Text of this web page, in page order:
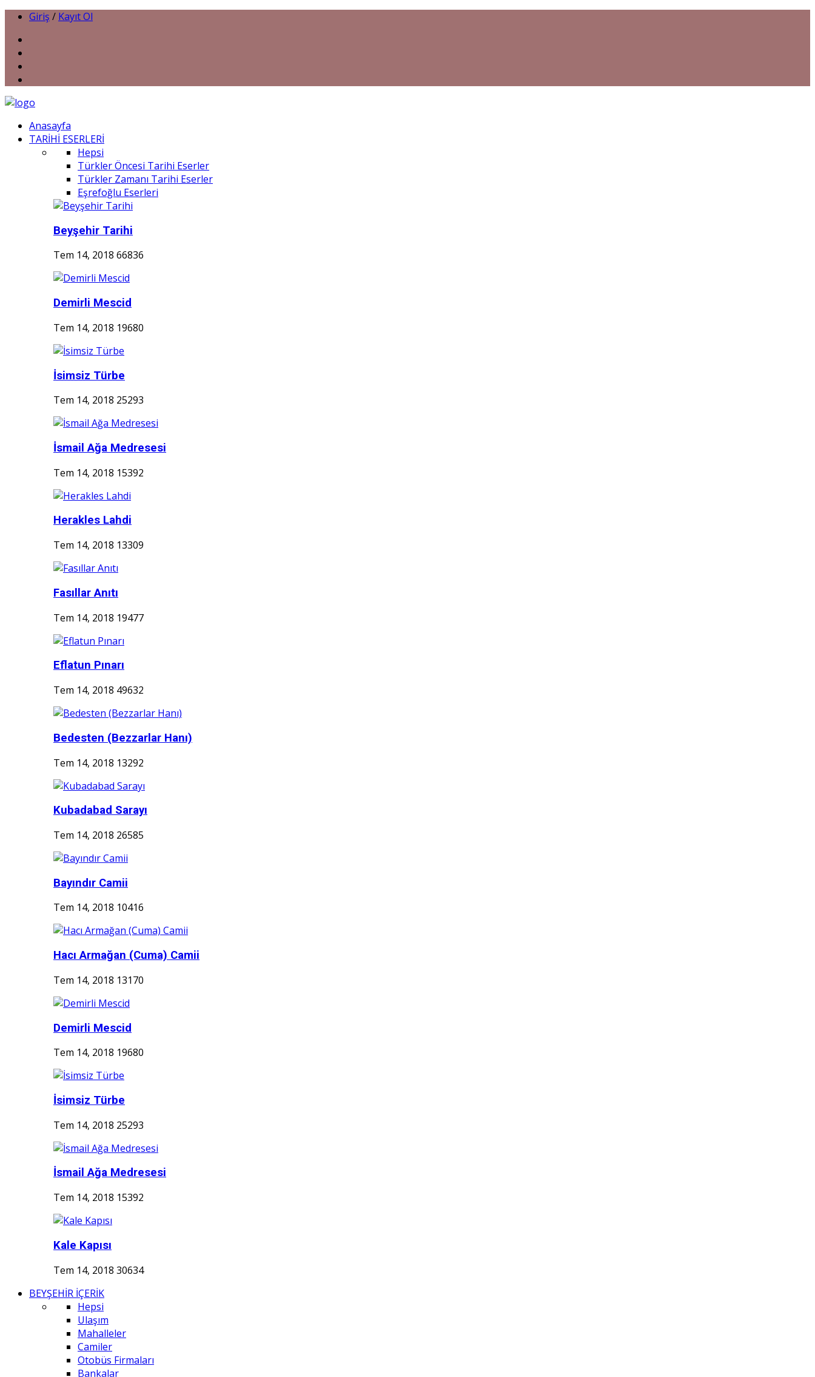
Giriş / Kayıt Ol
Anasayfa
TARİHİ ESERLERİ
Hepsi
Türkler Öncesi Tarihi Eserler
Türkler Zamanı Tarihi Eserler
Eşrefoğlu Eserleri
Beyşehir Tarihi
Tem 14, 2018 66836
Demirli Mescid
Tem 14, 2018 19680
İsimsiz Türbe
Tem 14, 2018 25293
İsmail Ağa Medresesi
Tem 14, 2018 15392
Herakles Lahdi
Tem 14, 2018 13309
Fasıllar Anıtı
Tem 14, 2018 19477
Eflatun Pınarı
Tem 14, 2018 49632
Bedesten (Bezzarlar Hanı)
Tem 14, 2018 13292
Kubadabad Sarayı
Tem 14, 2018 26585
Bayındır Camii
Tem 14, 2018 10416
Hacı Armağan (Cuma) Camii
Tem 14, 2018 13170
Demirli Mescid
Tem 14, 2018 19680
İsimsiz Türbe
Tem 14, 2018 25293
İsmail Ağa Medresesi
Tem 14, 2018 15392
Kale Kapısı
Tem 14, 2018 30634
BEYŞEHİR İÇERİK
Hepsi
Ulaşım
Mahalleler
Camiler
Otobüs Firmaları
Bankalar